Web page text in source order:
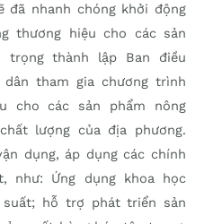
đã nhanh chóng khởi động
thương hiệu cho các sản
trọng thành lập Ban điều
tham gia chương trình
cho các sản phẩm nông
lượng của địa phương.
dụng, áp dụng các chính
như: Ứng dụng khoa học
hỗ trợ phát triển sản